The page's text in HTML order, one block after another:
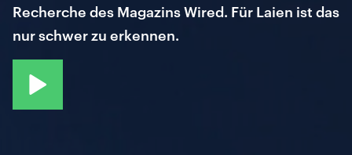
Recherche des Magazins Wired. Für Laien ist das
nur schwer zu erkennen.